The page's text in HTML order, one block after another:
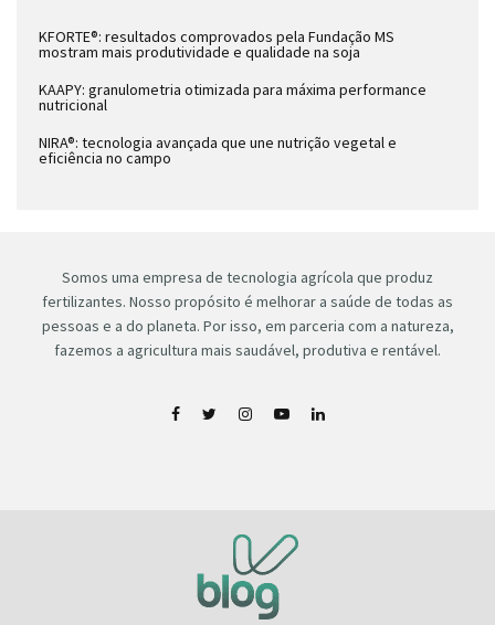
KFORTE®: resultados comprovados pela Fundação MS
mostram mais produtividade e qualidade na soja
KAAPY: granulometria otimizada para máxima performance
nutricional
NIRA®: tecnologia avançada que une nutrição vegetal e
eficiência no campo
Somos uma empresa de tecnologia agrícola que produz
fertilizantes. Nosso propósito é melhorar a saúde de todas as
pessoas e a do planeta. Por isso, em parceria com a natureza,
fazemos a agricultura mais saudável, produtiva e rentável.